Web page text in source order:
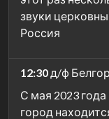
звуки
Россия
12:30д/ф
С мая 2023
город